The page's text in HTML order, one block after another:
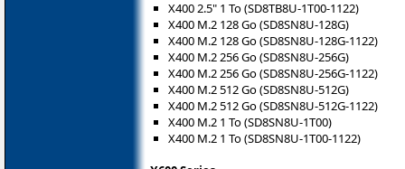
X400 2.5" 1 To (SD8TB8U-1T00-1122)
X400 M.2 128 Go (SD8SN8U-128G)
X400 M.2 128 Go (SD8SN8U-128G-1122)
X400 M.2 256 Go (SD8SN8U-256G)
X400 M.2 256 Go (SD8SN8U-256G-1122)
X400 M.2 512 Go (SD8SN8U-512G)
X400 M.2 512 Go (SD8SN8U-512G-1122)
X400 M.2 1 To (SD8SN8U-1T00)
X400 M.2 1 To (SD8SN8U-1T00-1122)